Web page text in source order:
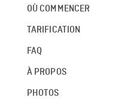
OÙ COMMENCER
TARIFICATION
FAQ
À PROPOS
PHOTOS